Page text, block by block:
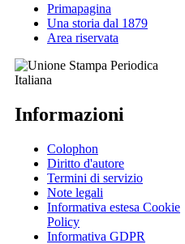
Primapagina
Una storia dal 1879
Area riservata
Informazioni
Colophon
Diritto d'autore
Termini di servizio
Note legali
Informativa estesa Cookie
Policy
Informativa GDPR